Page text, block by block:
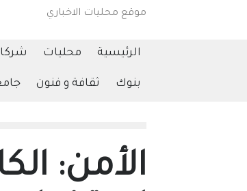
موقع محليات الاخباري
الرئيسية محليات
بنوك ثقافة و فنون
الأمن: